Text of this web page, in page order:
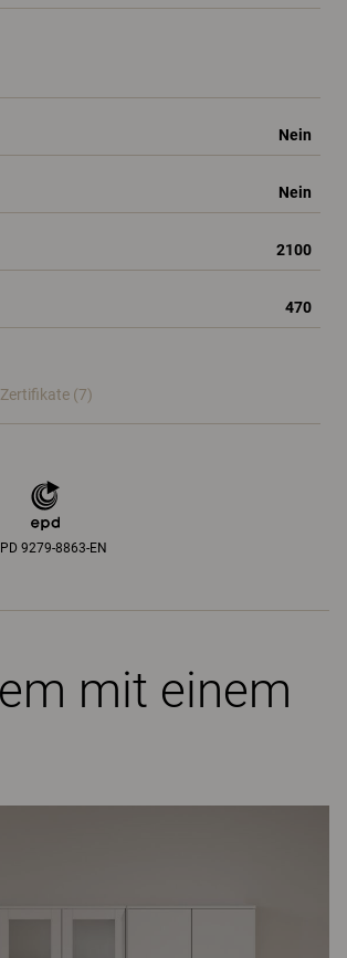
Nein
Nein
2100
470
Zertifikate (7)
9279-8863-EN
mit einem